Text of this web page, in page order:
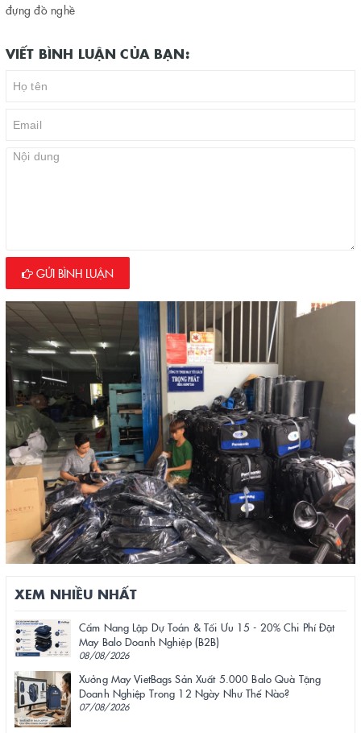
đựng đồ nghề
VIẾT BÌNH LUẬN CỦA BẠN:
GỬI BÌNH LUẬN
XEM NHIỀU NHẤT
Cẩm Nang Lập Dự Toán & Tối Ưu 15 - 20% Chi Phí Đặt
May Balo Doanh Nghiệp (B2B)
08/08/2026
Xưởng May VietBags Sản Xuất 5.000 Balo Quà Tặng
Doanh Nghiệp Trong 12 Ngày Như Thế Nào?
07/08/2026